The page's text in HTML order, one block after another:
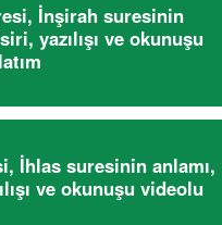
İnşirah suresinin
yazılışı ve okunuşu
İhlas suresinin anlamı,
ve okunuşu videolu